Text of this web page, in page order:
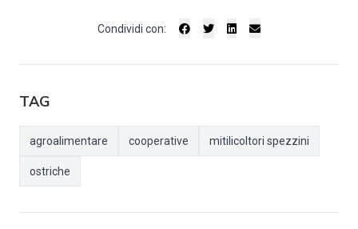
Condividi con:
TAG
agroalimentare cooperative mitilicoltori spezzini
ostriche